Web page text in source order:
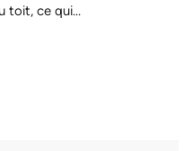
toit, ce qui